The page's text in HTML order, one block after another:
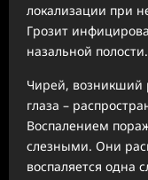
локализации при
Грозит
назальной полости.
Чирей, возникший
глаза –
Воспалением
слезными. Они
воспаляется одна